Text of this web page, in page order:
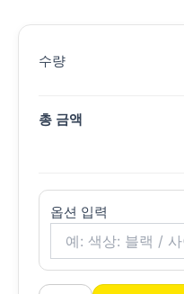
수량
총 금액
옵션 입력